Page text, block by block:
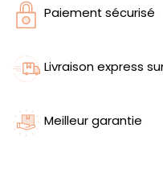
Paiement sécurisé
Livraison express
Meilleur garantie